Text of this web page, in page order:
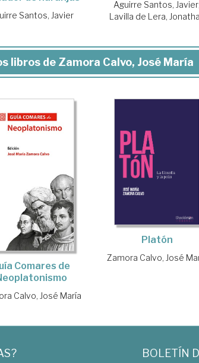
Santos, Javier
Aguirre Santos, Javier
Lavilla de Lera,
libros de Zamora Calvo, José María
Comares de
Calvo, José María
Platón
Zamora Calvo, José
BOLETÍN